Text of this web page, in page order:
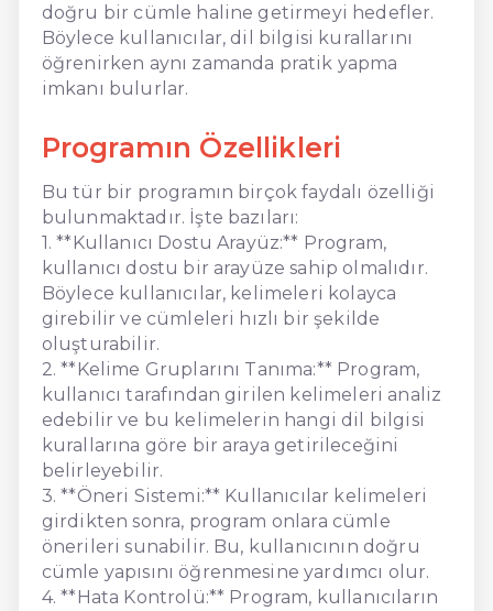
doğru bir cümle haline getirmeyi hedefler.
Böylece kullanıcılar, dil bilgisi kurallarını
öğrenirken aynı zamanda pratik yapma
imkanı bulurlar.
Programın Özellikleri
Bu tür bir programın birçok faydalı özelliği
bulunmaktadır. İşte bazıları:
1. **Kullanıcı Dostu Arayüz:** Program,
kullanıcı dostu bir arayüze sahip olmalıdır.
Böylece kullanıcılar, kelimeleri kolayca
girebilir ve cümleleri hızlı bir şekilde
oluşturabilir.
2. **Kelime Gruplarını Tanıma:** Program,
kullanıcı tarafından girilen kelimeleri analiz
edebilir ve bu kelimelerin hangi dil bilgisi
kurallarına göre bir araya getirileceğini
belirleyebilir.
3. **Öneri Sistemi:** Kullanıcılar kelimeleri
girdikten sonra, program onlara cümle
önerileri sunabilir. Bu, kullanıcının doğru
cümle yapısını öğrenmesine yardımcı olur.
4. **Hata Kontrolü:** Program, kullanıcıların